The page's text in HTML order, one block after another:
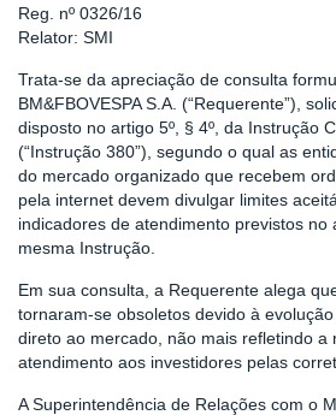
Reg. nº 0326/16
Relator: SMI
Trata-se da apreciação de consulta
BM&FBOVESPA S.A. (“Requerente”),
disposto no artigo 5º, § 4º, da Instrução
(“Instrução 380”), segundo o qual as
do mercado organizado que recebem
pela internet devem divulgar limites
indicadores de atendimento previstos no
mesma Instrução.
Em sua consulta, a Requerente alega
tornaram-se obsoletos devido à
direto ao mercado, não mais refletindo a
atendimento aos investidores pelas
A Superintendência de Relações com o